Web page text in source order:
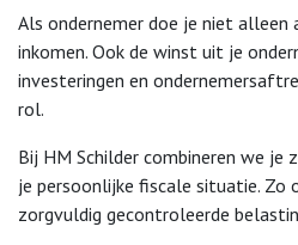
Als ondernemer doe je niet alleen
inkomen. Ook de winst uit je
investeringen en
rol.
Bij HM Schilder combineren we
je persoonlijke fiscale situatie.
zorgvuldig gecontroleerde